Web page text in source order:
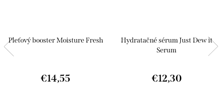
Pleťový booster Moisture Fresh
€14,55
Hydratačné sérum Just Dew it
Serum
€12,30